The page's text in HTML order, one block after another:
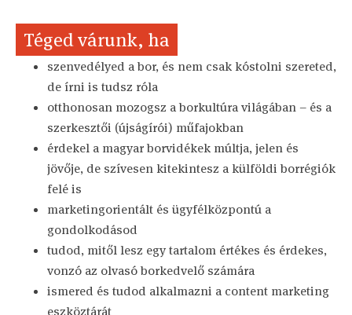
Téged várunk, ha
szenvedélyed a bor, és nem csak kóstolni szereted,
de írni is tudsz róla
otthonosan mozogsz a borkultúra világában – és a
szerkesztői (újságírói) műfajokban
érdekel a magyar borvidékek múltja, jelen és
jövője, de szívesen kitekintesz a külföldi borrégiók
felé is
marketingorientált és ügyfélközpontú a
gondolkodásod
tudod, mitől lesz egy tartalom értékes és érdekes,
vonzó az olvasó borkedvelő számára
ismered és tudod alkalmazni a content marketing
eszköztárát